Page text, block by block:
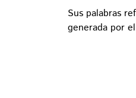
Sus palabras
generada por